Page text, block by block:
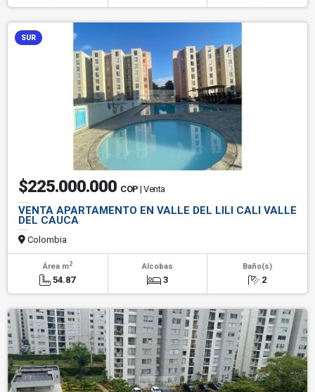
SUR
$225.000.000 COP | Venta
VENTA APARTAMENTO EN VALLE DEL LILI CALI VALLE
DEL CAUCA
Colombia
Área m2
54.87
Alcobas
3
Baño(s)
2